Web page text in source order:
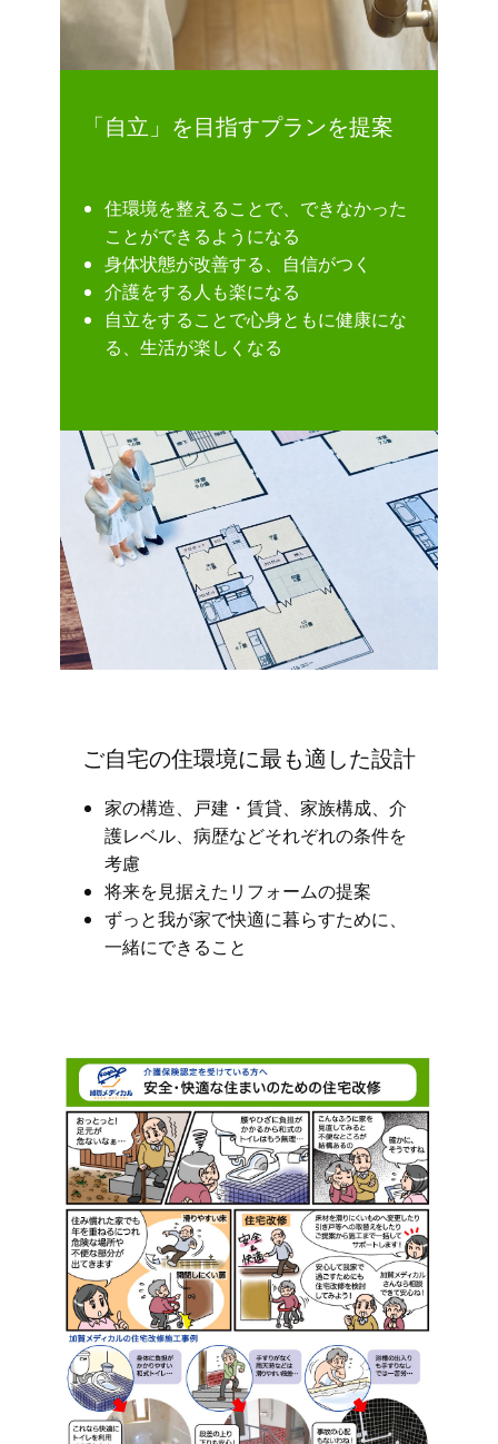
「自立」を目指すプランを提案
住環境を整えることで、できなかった
ことができるようになる
身体状態が改善する、自信がつく
介護をする人も楽になる
自立をすることで心身ともに健康にな
る、生活が楽しくなる
ご自宅の住環境に最も適した設計
家の構造、戸建・賃貸、家族構成、介
護レベル、病歴などそれぞれの条件を
考慮
将来を見据えたリフォームの提案
ずっと我が家で快適に暮らすために、
一緒にできること